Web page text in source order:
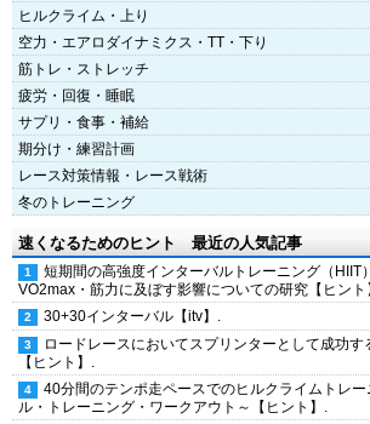
ヒルクライム・上り
空力・エアロダイナミクス・TT・下り
筋トレ・ストレッチ
疲労・回復・睡眠
サプリ・食事・補給
期分け・練習計画
レース対策情報・レース戦術
冬のトレーニング
速くなるためのヒント 最近の人気記事
短期間の高強度インターバルトレーニング（HIIT
VO2max・筋力に及ぼす影響についての研究【ヒント
30+30インターバル【itv】.
ロードレースにおいてスプリンターとして成功す
【ヒント】.
40分間のテンポ走ペースでのヒルクライムトレ
ル・トレーニング・ワークアウト～【ヒント】.